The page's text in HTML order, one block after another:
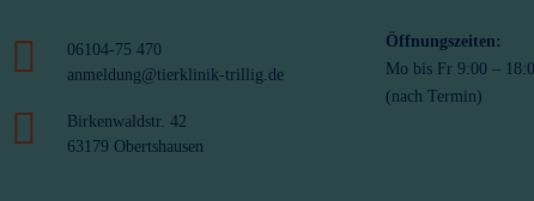
06104-75 470
anmeldung@tierklinik-trillig.de
Birkenwaldstr. 42
63179 Obertshausen
Öffnungszeiten:
Mo bis Fr 9:00 –
(nach Termin)